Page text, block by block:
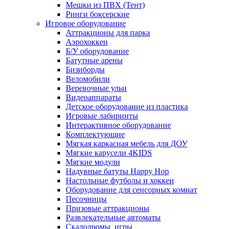
Мешки из ПВХ (Тент)
Ринги боксерские
Игровое оборудование
Аттракционы для парка
Аэрохоккеи
Б/У оборудование
Батутные арены
Бизиборды
Веломобили
Веревочные ульи
Видеоаппараты
Детское оборудование из пластика
Игровые лабиринты
Интерактивное оборудование
Комплектующие
Мягкая каркасная мебель для ДОУ
Мягкие карусели 4KIDS
Мягкие модули
Надувные батуты Happy Hop
Настольные футболы и хоккеи
Оборудование для сенсорных комнат
Песочницы
Призовые аттракционы
Развлекательные автоматы
Скалодромы_игры